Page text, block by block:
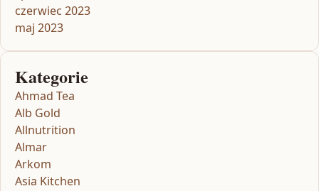
czerwiec 2023
maj 2023
Kategorie
Ahmad Tea
Alb Gold
Allnutrition
Almar
Arkom
Asia Kitchen